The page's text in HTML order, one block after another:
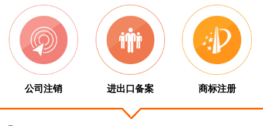
公司注销 进出口备案 商标注册